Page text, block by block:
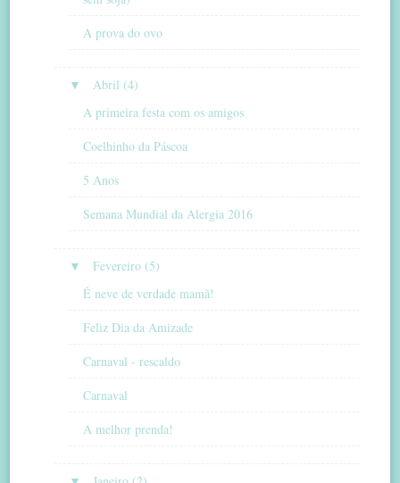
A prova do ovo
▼
Abril (4)
A primeira festa com os amigos
Coelhinho da Páscoa
5 Anos
Semana Mundial da Alergia 2016
▼
Fevereiro (5)
É neve de verdade mamã!
Feliz Dia da Amizade
Carnaval - rescaldo
Carnaval
A melhor prenda!